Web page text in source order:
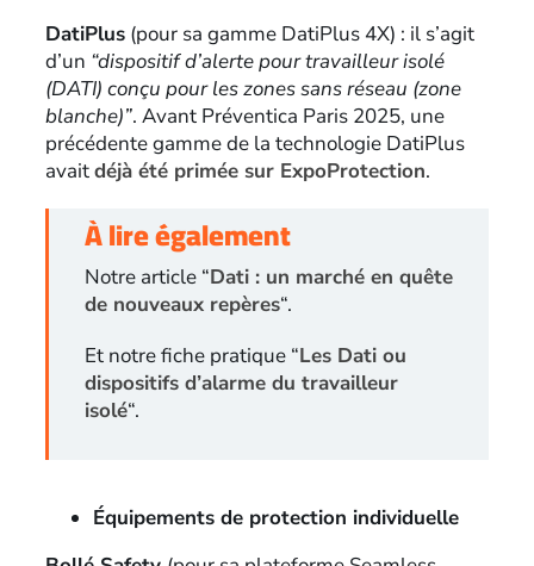
DatiPlus(pour sa gamme DatiPlus 4X) : il s’agit
d’un “dispositif d’alerte pour travailleur isolé
(DATI) conçu pour les zones sans réseau (zone
blanche)”. Avant Préventica Paris 2025, une
précédente gamme de la technologie DatiPlus
avaitdéjà été primée sur ExpoProtection.
À lire également
Notre article “Dati : un marché en quête
de nouveaux repères“.
Et notre fiche pratique “Les Dati ou
dispositifs d’alarme du travailleur
isolé“.
Équipements de protection individuelle